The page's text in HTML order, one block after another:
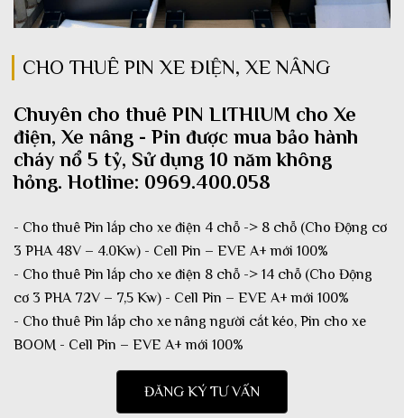
CHO THUÊ PIN XE ĐIỆN, XE NÂNG
Chuyên cho thuê PIN LITHIUM cho Xe
điện, Xe nâng - Pin được mua bảo hành
cháy nổ 5 tỷ, Sử dụng 10 năm không
hỏng. Hotline: 0969.400.058
- Cho thuê Pin lắp cho xe điện 4 chỗ -> 8 chỗ (Cho Động cơ
3 PHA 48V – 4.0Kw) - Cell Pin – EVE A+ mới 100%
- Cho thuê Pin lắp cho xe điện 8 chỗ -> 14 chỗ (Cho Động
cơ 3 PHA 72V – 7,5 Kw) - Cell Pin – EVE A+ mới 100%
- Cho thuê Pin lắp cho xe nâng người cắt kéo, Pin cho xe
BOOM - Cell Pin – EVE A+ mới 100%
ĐĂNG KÝ TƯ VẤN